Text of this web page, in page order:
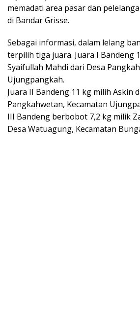
memadati area pasar dan
di Bandar Grisse.
Sebagai informasi, dalam lelang
terpilih tiga juara. Juara I Bandeng
Syaifullah Mahdi dari Desa
Ujungpangkah.
Juara II Bandeng 11 kg milih Askin
Pangkahwetan, Kecamatan
III Bandeng berbobot 7,2 kg milik
Desa Watuagung, Kecamatan